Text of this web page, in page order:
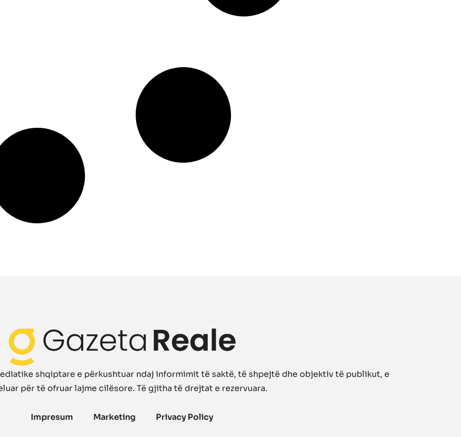
shqiptare e përkushtuar ndaj informimit të saktë, të shpejtë dhe objektiv të publikut, e
për të ofruar lajme cilësore. Të gjitha të drejtat e rezervuara.
Impresum Marketing Privacy Policy